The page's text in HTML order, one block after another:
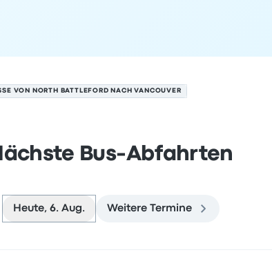
VON NORTH BATTLEFORD NACH VANCOUVER
Bus-Abfahrten
Heute, 6. Aug. Weitere Termine